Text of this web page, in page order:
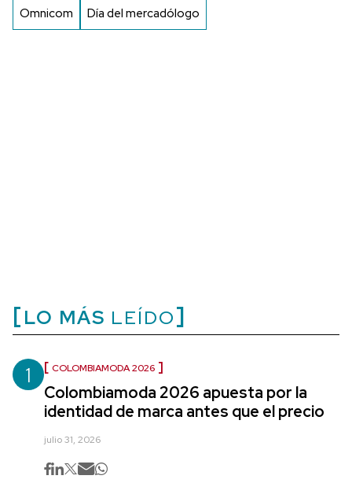
Omnicom Día del mercadólogo
LO MÁS LEÍDO
1 COLOMBIAMODA 2026
Colombiamoda 2026 apuesta por la
identidad de marca antes que el precio
julio 31, 2026